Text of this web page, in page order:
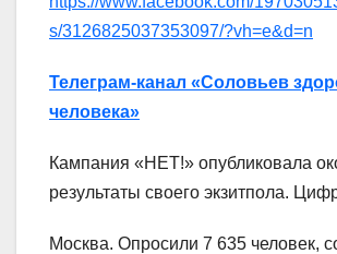
s/3126825037353097/?vh=e&d=n
Телеграм-канал «Соловьев
человека»
Кампания «НЕТ!» опубликовала
результаты своего экзитпола.
Москва. Опросили 7 635 человек,